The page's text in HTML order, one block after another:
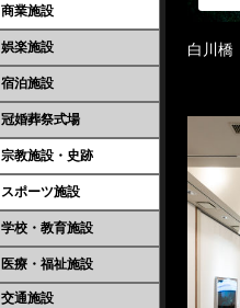
商業施設
娯楽施設
宿泊施設
冠婚葬祭式場
宗教施設・史跡
スポーツ施設
学校・教育施設
医療・福祉施設
交通施設
白川橋